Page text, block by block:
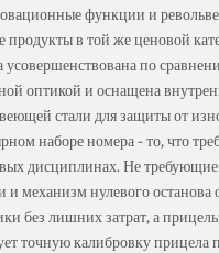
функции и
продукты в той же ценовой
усовершенствована по
оптикой и оснащена
стали для защиты от
наборе номера - то, что
дисциплинах. Не
и механизм нулевого останова
без лишних затрат, а
точную калибровку